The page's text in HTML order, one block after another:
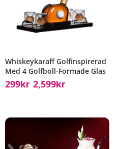
Whiskeykaraff Golfinspirerad
Med 4 Golfboll-Formade Glas
299Kr 2,599Kr